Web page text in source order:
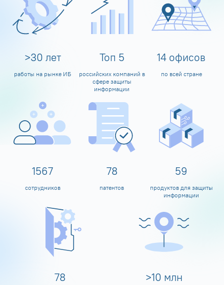
>30 лет
работы на рынке ИБ
Топ 5
российских компаний в
сфере защиты
информации
14 офисов
по всей стране
1600
сотрудников
80
патентов
60
продуктов для защиты
информации
80 >10 млн